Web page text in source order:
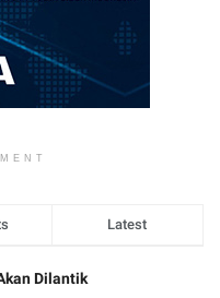
Latest
Dilantik